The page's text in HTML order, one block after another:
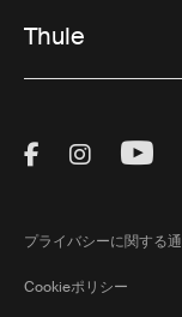
フバーが理想的
れたこのバーは
す。
セキュリ
ロックス
Thule
Visit Thule
Visit
プライバシーに関する
Cookieポリシー